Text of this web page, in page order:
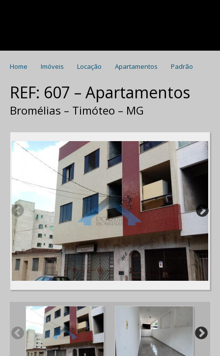
Home Imóveis Locação Apartamentos Padrão
REF: 607 – Apartamentos
Bromélias – Timóteo – MG